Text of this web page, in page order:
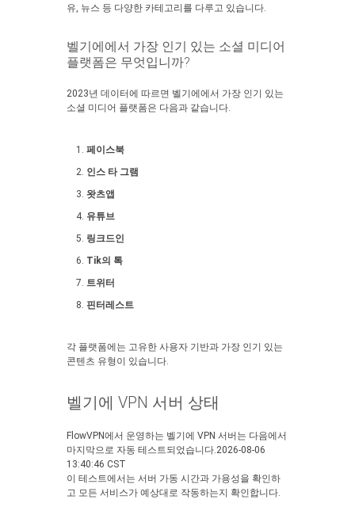
유, 뉴스 등 다양한 카테고리를 다루고 있습니다.
벨기에에서 가장 인기 있는 소셜 미디어
플랫폼은 무엇입니까?
2023년 데이터에 따르면 벨기에에서 가장 인기 있는
소셜 미디어 플랫폼은 다음과 같습니다.
페이스북
인스 타 그램
왓츠앱
유튜브
링크드인
Tik의 톡
트위터
핀터레스트
각 플랫폼에는 고유한 사용자 기반과 가장 인기 있는
콘텐츠 유형이 있습니다.
벨기에 VPN 서버 상태
FlowVPN에서 운영하는 벨기에 VPN 서버는 다음에서
마지막으로 자동 테스트되었습니다.2026-08-06
13:40:46 CST
이 테스트에서는 서버 가동 시간과 가용성을 확인하
고 모든 서비스가 예상대로 작동하는지 확인합니다.